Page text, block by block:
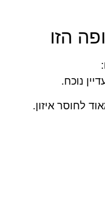
הזו
לחוסר איזון.